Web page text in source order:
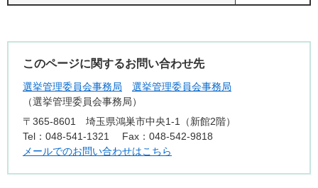
このページに関するお問い合わせ先
選挙管理委員会事務局
選挙管理委員会事務局
選挙管理委員会事務局
〒365-8601
埼玉県鴻巣市中央1-1（新館2階）
Tel：048-541-1321
Fax：048-542-9818
メールでのお問い合わせはこちら